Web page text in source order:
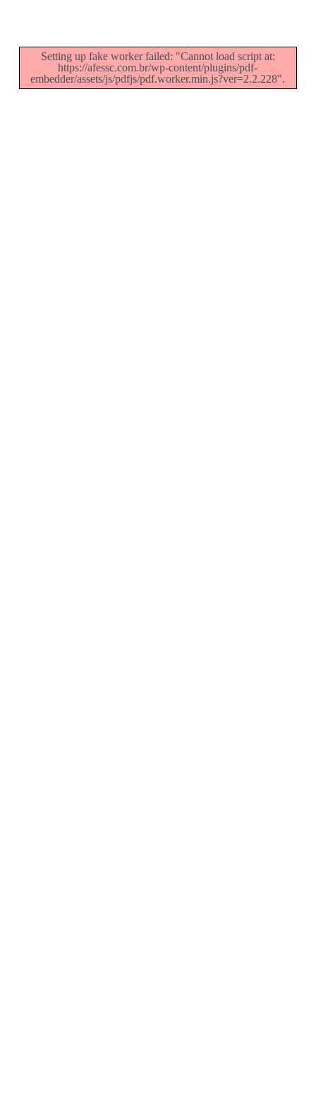
Setting up fake worker failed: "Cannot load script at:
https://afessc.com.br/wp-content/plugins/pdf-
embedder/assets/js/pdfjs/pdf.worker.min.js?ver=2.2.228".